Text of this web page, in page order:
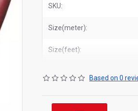
SKU:
Size(meter):
Size(feet):
Based on 0